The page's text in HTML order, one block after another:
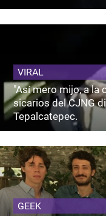
VIRAL
"Así mero mijo, a la
sicarios del CJNG
Tepalcatepec.
GEEK